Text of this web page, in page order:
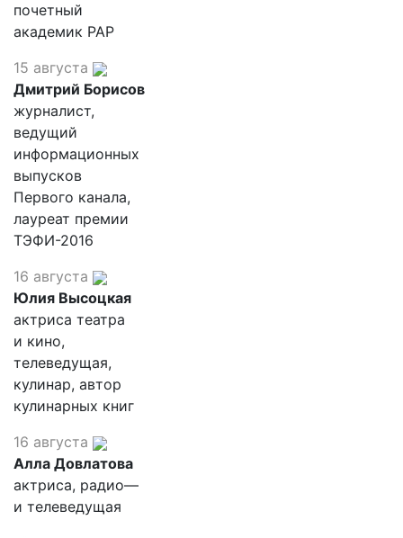
почетный
академик РАР
15 августа
Дмитрий Борисов
журналист,
ведущий
информационных
выпусков
Первого канала,
лауреат премии
ТЭФИ-2016
16 августа
Юлия Высоцкая
актриса театра
и кино,
телеведущая,
кулинар, автор
кулинарных книг
16 августа
Алла Довлатова
актриса, радио—
и телеведущая